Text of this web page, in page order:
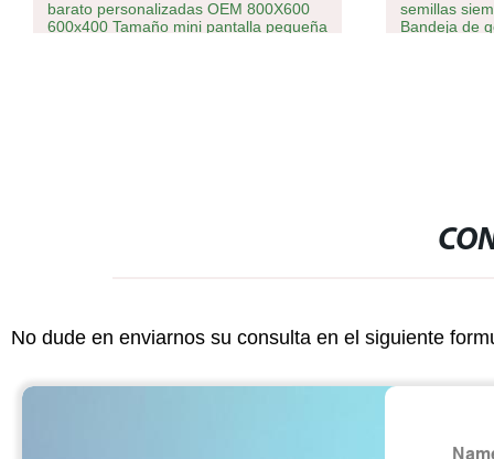
barato personalizadas OEM 800X600
600x400 Tamaño mini pantalla pequeña
semillas
Bandeja de
No dude en enviarnos su consulta en el siguiente